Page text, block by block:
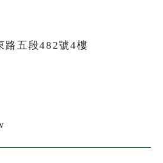
路五段482號4樓